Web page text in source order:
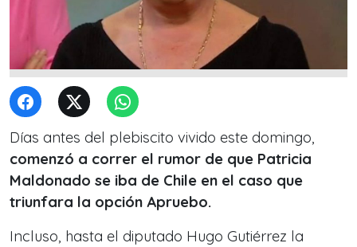
Días antes del plebiscito vivido este domingo,
comenzó a correr el rumor de que Patricia
Maldonado se iba de Chile en el caso que
triunfara la opción Apruebo.
Incluso, hasta el diputado Hugo Gutiérrez la